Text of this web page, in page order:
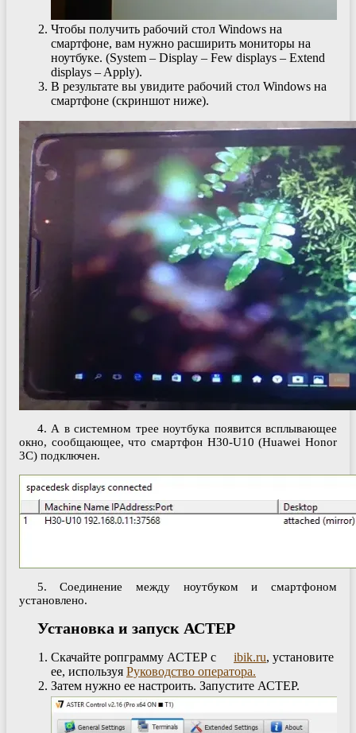
Чтобы получить рабочий стол Windows на
смартфоне, вам нужно расширить мониторы на
ноутбуке. (System – Display – Few displays – Extend
displays – Apply).
В результате вы увидите рабочий стол Windows на
смартфоне (скриншот ниже).
4. А в системном трее ноутбука появится всплывающее
окно, сообщающее, что смартфон H30-U10 (Huawei Honor
3C) подключен.
5. Соединение между ноутбуком и смартфоном
установлено.
Установка и запуск АСТЕР
Скачайте ропграмму АСТЕР с ibik.ru, установите
ее, используя Руководство оператора.
Затем нужно ее настроить. Запустите АСТЕР.